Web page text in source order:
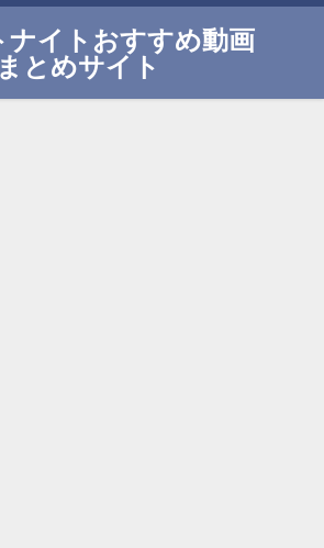
ナイトおすすめ動画
まとめサイト